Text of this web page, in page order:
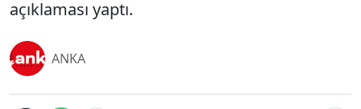
açıklaması yaptı.
ANKA